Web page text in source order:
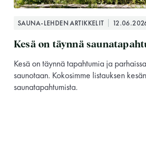
SAUNA-LEHDEN ARTIKKELIT
Kesä on täynnä
Kesä on täynnä tapahtumia ja
saunotaan. Kokosimme listauksen
saunatapahtumista.